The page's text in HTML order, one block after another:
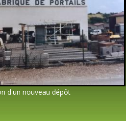
d'un nouveau dépôt